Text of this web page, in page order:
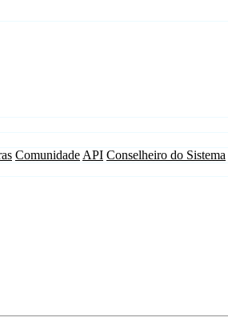
Comunidade API Conselheiro do Sistema